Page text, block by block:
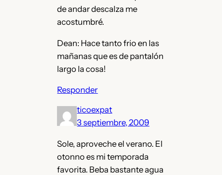
de andar descalza me
acostumbré.
Dean: Hace tanto frio en las
mañanas que es de pantalón
largo la cosa!
Responder
ticoexpat
3 septiembre, 2009
Sole, aproveche el verano. El
otonno es mi temporada
favorita. Beba bastante agua